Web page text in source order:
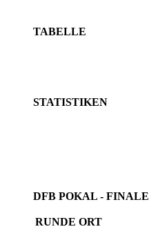
TABELLE
STATISTIKEN
DFB POKAL - FINALE
RUNDE ORT